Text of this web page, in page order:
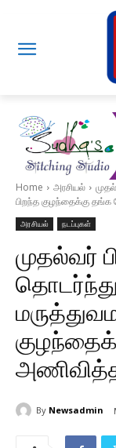
Home அரசியல்
பிறந்த குழந்தைக்கு
அரசியல் நடப்புகள்
முதல்வர்
தொடர்ந்து
By Newsadmin